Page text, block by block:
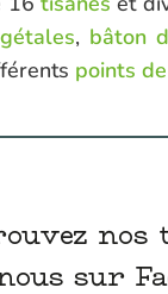
, bâton
points
nos
sur